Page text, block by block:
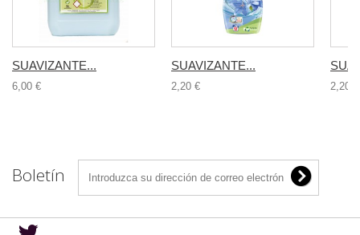
SUAVIZANTE...
6,00 €
SUAVIZANTE...
2,20 € 2,20 €
Boletín